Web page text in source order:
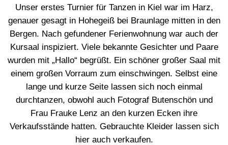
Unser erstes Turnier für Tanzen in Kiel war im Harz,
genauer gesagt in Hohegeiß bei Braunlage mitten in den
Bergen. Nach gefundener Ferienwohnung war auch der
Kursaal inspiziert. Viele bekannte Gesichter und Paare
wurden mit „Hallo“ begrüßt. Ein schöner großer Saal mit
einem großen Vorraum zum einschwingen. Selbst eine
lange und kurze Seite lassen sich noch einmal
durchtanzen, obwohl auch Fotograf Butenschön und
Frau Frauke Lenz an den kurzen Ecken ihre
Verkaufsstände hatten. Gebrauchte Kleider lassen sich
hier auch verkaufen.